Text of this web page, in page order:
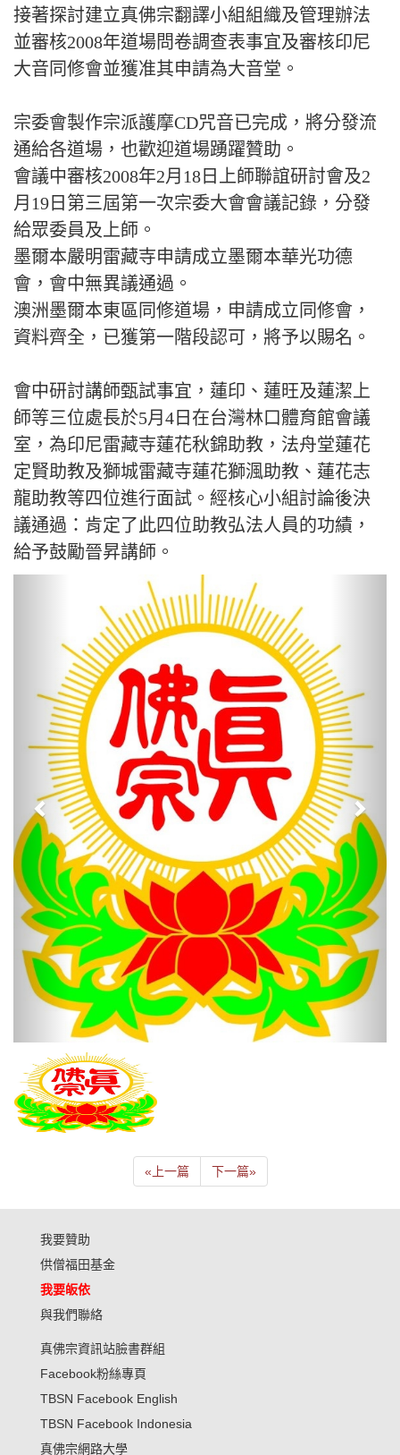
接著探討建立真佛宗翻譯小組組織及管理辦法
並審核2008年道場問卷調查表事宜及審核印尼
大音同修會並獲准其申請為大音堂。
宗委會製作宗派護摩CD咒音已完成，將分發流
通給各道場，也歡迎道場踴躍贊助。
會議中審核2008年2月18日上師聯誼研討會及2
月19日第三屆第一次宗委大會會議記錄，分發
給眾委員及上師。
墨爾本嚴明雷藏寺申請成立墨爾本華光功德
會，會中無異議通過。
澳洲墨爾本東區同修道場，申請成立同修會，
資料齊全，已獲第一階段認可，將予以賜名。
會中研討講師甄試事宜，蓮印、蓮旺及蓮潔上
師等三位處長於5月4日在台灣林口體育館會議
室，為印尼雷藏寺蓮花秋錦助教，法舟堂蓮花
定賢助教及獅城雷藏寺蓮花獅渢助教、蓮花志
龍助教等四位進行面試。經核心小組討論後決
議通過：肯定了此四位助教弘法人員的功績，
給予鼓勵晉昇講師。
« 上一篇 下一篇»
我要贊助
供僧福田基金
我要皈依
與我們聯絡
真佛宗資訊站臉書群組
Facebook粉絲專頁
TBSN Facebook English
TBSN Facebook Indonesia
真佛宗網路大學